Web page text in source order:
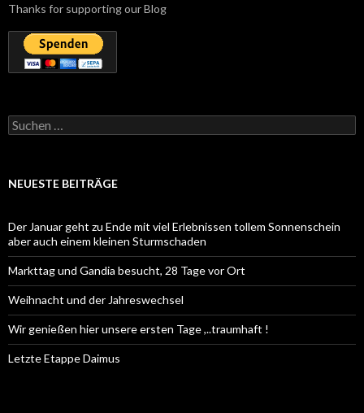
Thanks for supporting our Blog
Suchen
nach:
NEUESTE BEITRÄGE
Der Januar geht zu Ende mit viel Erlebnissen tollem Sonnenschein
aber auch einem kleinen Sturmschaden
Markttag und Gandia besucht, 28 Tage vor Ort
Weihnacht und der Jahreswechsel
Wir genießen hier unsere ersten Tage ,..traumhaft !
Letzte Etappe Daimus